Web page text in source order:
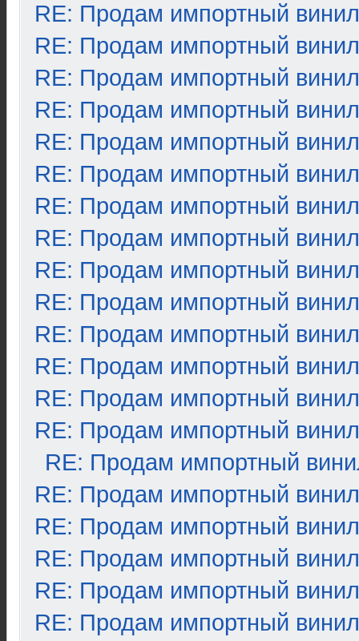
RE: Продам импортный винил
RE: Продам импортный винил
RE: Продам импортный винил
RE: Продам импортный винил
RE: Продам импортный винил
RE: Продам импортный винил
RE: Продам импортный винил
RE: Продам импортный винил
RE: Продам импортный винил
RE: Продам импортный винил
RE: Продам импортный винил
RE: Продам импортный винил
RE: Продам импортный винил
RE: Продам импортный винил
RE: Продам импортный
RE: Продам импортный винил
RE: Продам импортный винил
RE: Продам импортный винил
RE: Продам импортный винил
RE: Продам импортный винил